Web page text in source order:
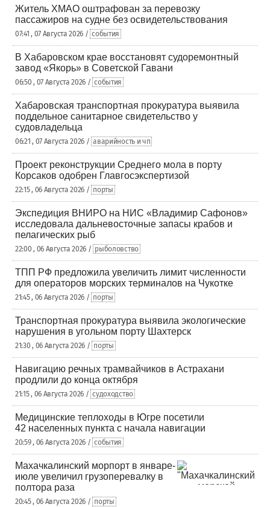
Житель ХМАО оштрафован за перевозку
пассажиров на судне без освидетельствования
07:41 , 07 Августа 2026 / события
В Хабаровском крае восстановят судоремонтный
завод «Якорь» в Советской Гавани
06:50 , 07 Августа 2026 / события
Хабаровская транспортная прокуратура выявила
поддельное санитарное свидетельство у
судовладельца
06:21 , 07 Августа 2026 / аварийность и чп
Проект реконструкции Среднего мола в порту
Корсаков одобрен Главгосэкспертизой
22:15 , 06 Августа 2026 / порты
Экспедиция ВНИРО на НИС «Владимир Сафонов»
исследовала дальневосточные запасы крабов и
пелагических рыб
22:00 , 06 Августа 2026 / рыболовство
ТПП РФ предложила увеличить лимит численности
для операторов морских терминалов на Чукотке
21:45 , 06 Августа 2026 / порты
Транспортная прокуратура выявила экологические
нарушения в угольном порту Шахтерск
21:30 , 06 Августа 2026 / порты
Навигацию речных трамвайчиков в Астрахани
продлили до конца октября
21:15 , 06 Августа 2026 / судоходство
Медицинские теплоходы в Югре посетили
42 населенных пункта с начала навигации
20:59 , 06 Августа 2026 / события
Махачкалинский морпорт в январе-
июле увеличил грузоперевалку в
полтора раза
20:45 , 06 Августа 2026 / порты